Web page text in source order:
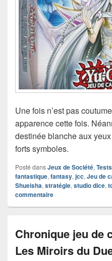
Une fois n’est pas
apparence cette fois.
destinée blanche aux
forts symboles.
Posté dansJeux de Société, Tests
fantastique, fantasy, jcc, Jeu de
Shueisha, stratégie, studio dice,
commentaire
Chronique jeu de
Les Miroirs du